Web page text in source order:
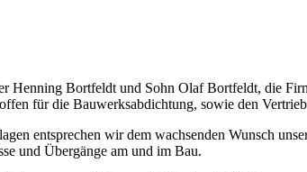
Henning Bortfeldt und Sohn Olaf Bortfeldt, die
für die Bauwerksabdichtung, sowie den
entsprechen wir dem wachsenden Wunsch
und Übergänge am und im Bau.